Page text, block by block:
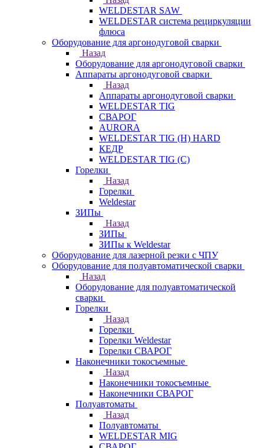
WELDESTAR SAW
WELDESTAR система рециркуляции
флюса
Оборудование для аргонодуговой сварки
Назад
Оборудование для аргонодуговой сварки
Аппараты аргонодуговой сварки
Назад
Аппараты аргонодуговой сварки
WELDESTAR TIG
СВАРОГ
AURORA
WELDESTAR TIG (H) HARD
КЕДР
WELDESTAR TIG (С)
Горелки
Назад
Горелки
Weldestar
ЗИПы
Назад
ЗИПы
ЗИПы к Weldestar
Оборудование для лазерной резки с ЧПУ
Оборудование для полуавтоматической сварки
Назад
Оборудование для полуавтоматической
сварки
Горелки
Назад
Горелки
Горелки Weldestar
Горелки СВАРОГ
Наконечники токосъемные
Назад
Наконечники токосъемные
Наконечники СВАРОГ
Полуавтоматы
Назад
Полуавтоматы
WELDESTAR MIG